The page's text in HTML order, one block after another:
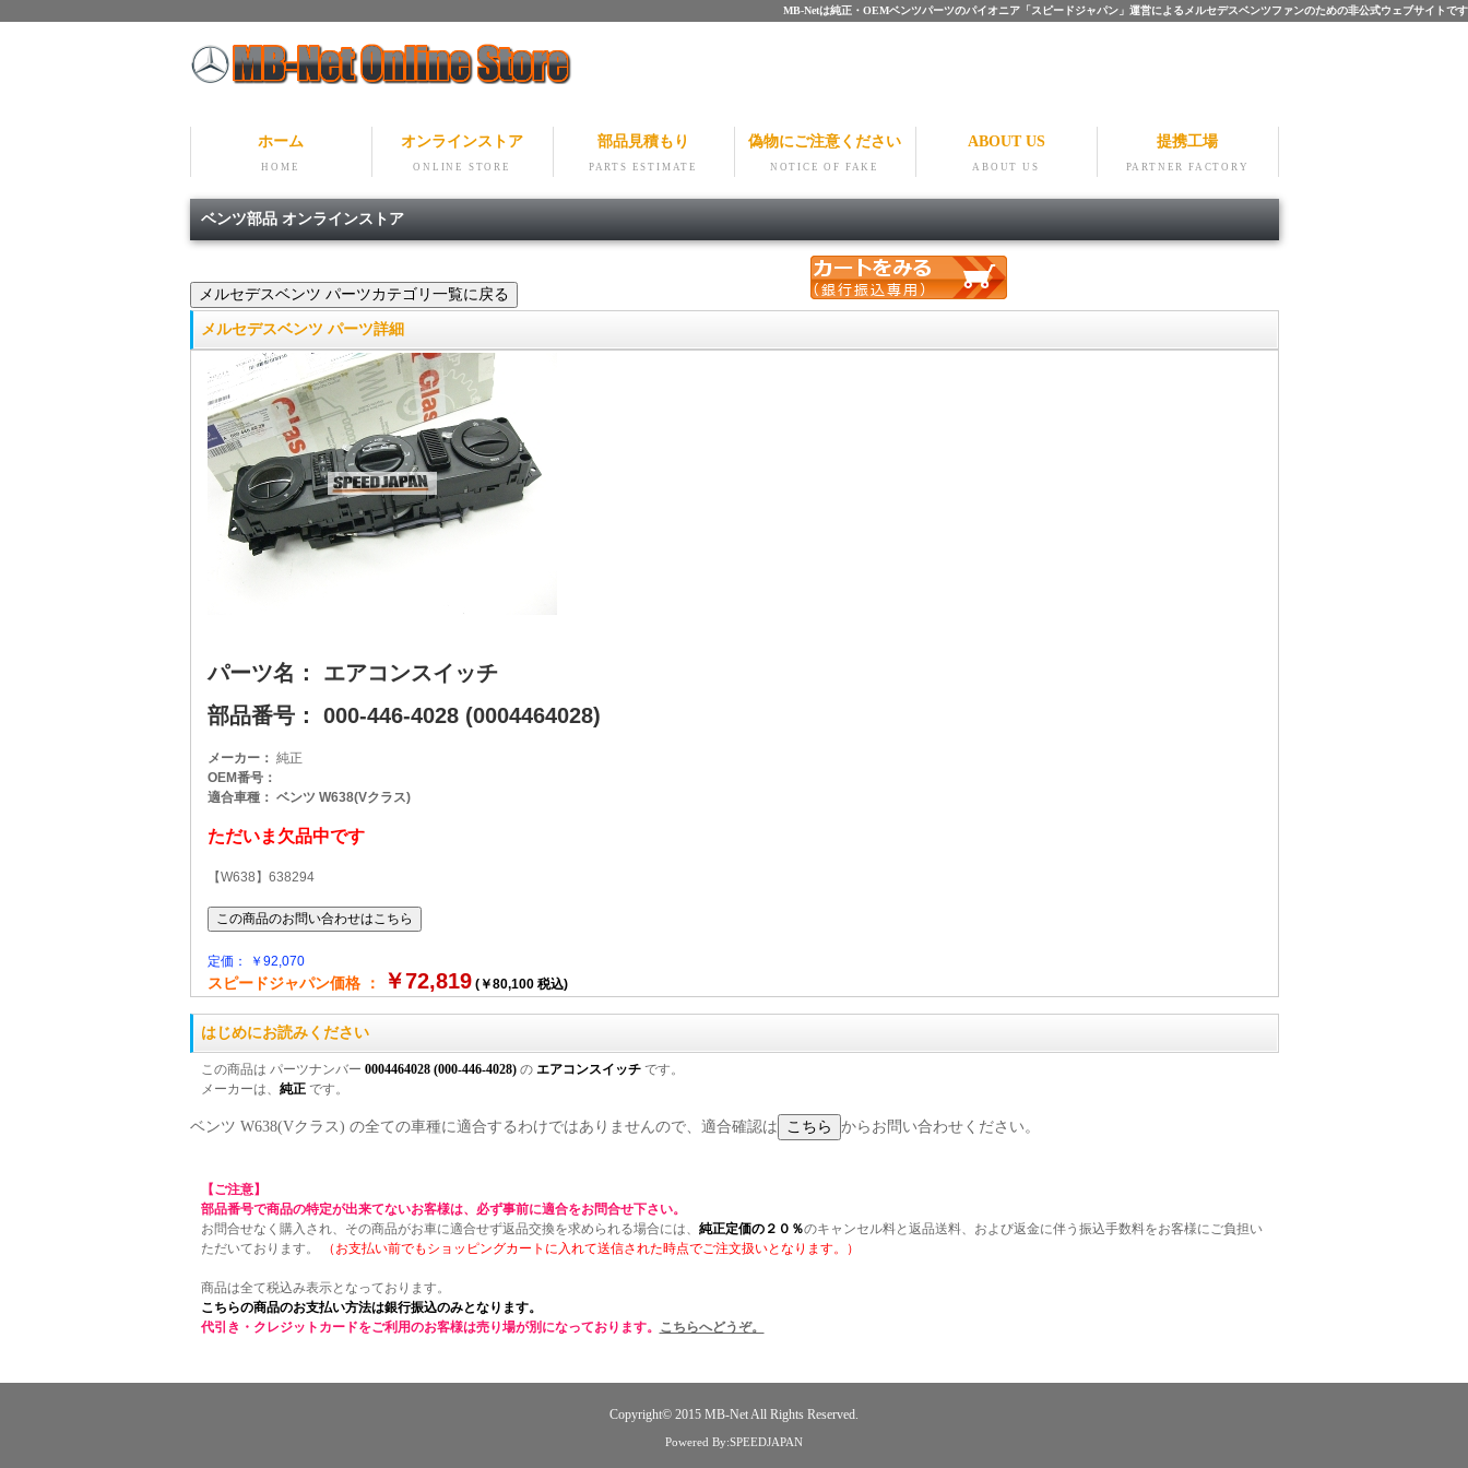
MB-Netは純正・OEMベンツパーツのパイオニア「スピードジャパン」運営によるメルセデスベンツファンのための非公式ウェブサイトです
ホーム
HOME
オンラインストア
ONLINE STORE
部品見積もり
PARTS ESTIMATE
偽物にご注意ください
NOTICE OF FAKE
ABOUT US
ABOUT US
提携工場
PARTNER FACTORY
ベンツ部品 オンラインストア
メルセデスベンツ パーツ詳細
パーツ名： エアコンスイッチ
部品番号： 000-446-4028 (0004464028)
メーカー： 純正
OEM番号：
適合車種： ベンツ W638(Vクラス)
ただいま欠品中です
【W638】638294
定価： ￥92,070
スピードジャパン価格 ： ￥72,819(￥80,100 税込)
はじめにお読みください
この商品は パーツナンバー 0004464028 (000-446-4028)の エアコンスイッチです。
メーカーは、 純正です。
ベンツ W638(Vクラス) の全ての車種に適合するわけではありませんので、適合確認は からお問い合わせください。
【ご注意】
部品番号で商品の特定が出来てないお客様は、必ず事前に適合をお問合せ下さい。
お問合せなく購入され、その商品がお車に適合せず返品交換を求められる場合には、 純正定価の２０％のキャンセル料と返品送料、および返金に伴う振込手数料をお客様にご負担い
ただいております。
（お支払い前でもショッピングカートに入れて送信された時点でご注文扱いとなります。）
商品は全て税込み表示となっております。
こちらの商品のお支払い方法は銀行振込のみとなります。
代引き・クレジットカードをご利用のお客様は売り場が別になっております。 こちらへどうぞ。
Copyright© 2015 MB-NetAll Rights Reserved.
Powered By:SPEEDJAPAN